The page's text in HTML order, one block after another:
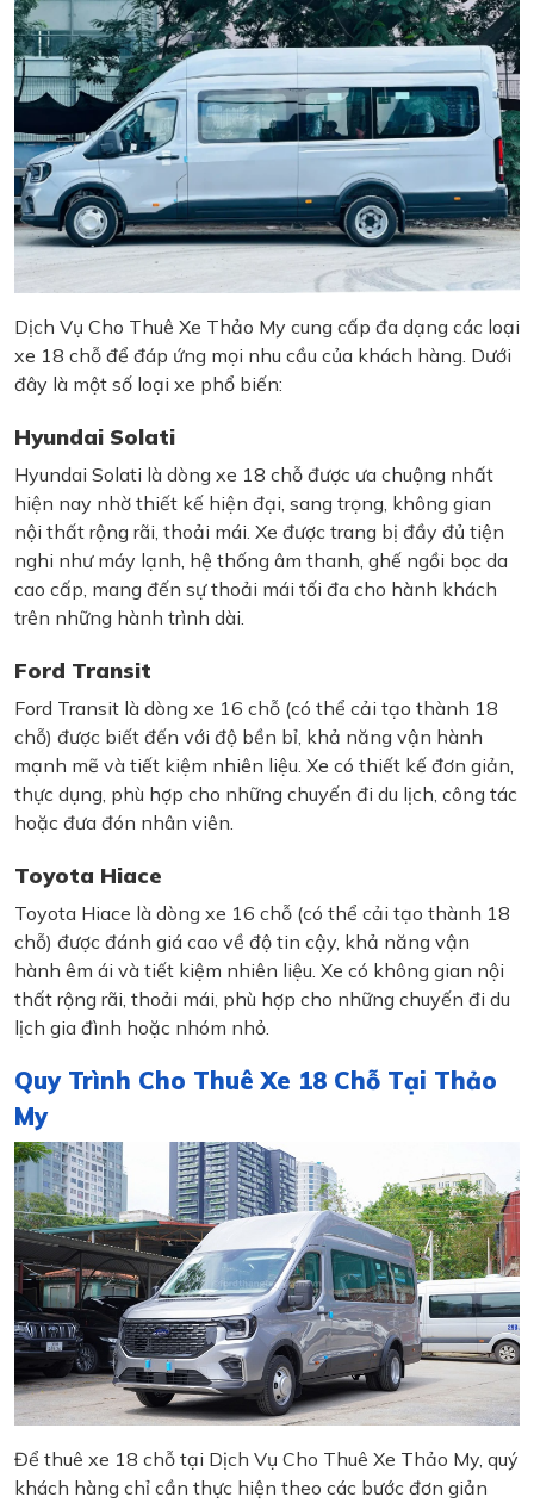
Dịch Vụ Cho Thuê Xe Thảo My cung cấp đa dạng các loại
xe 18 chỗ để đáp ứng mọi nhu cầu của khách hàng. Dưới
đây là một số loại xe phổ biến:
Hyundai Solati
Hyundai Solati là dòng xe 18 chỗ được ưa chuộng nhất
hiện nay nhờ thiết kế hiện đại, sang trọng, không gian
nội thất rộng rãi, thoải mái. Xe được trang bị đầy đủ tiện
nghi như máy lạnh, hệ thống âm thanh, ghế ngồi bọc da
cao cấp, mang đến sự thoải mái tối đa cho hành khách
trên những hành trình dài.
Ford Transit
Ford Transit là dòng xe 16 chỗ (có thể cải tạo thành 18
chỗ) được biết đến với độ bền bỉ, khả năng vận hành
mạnh mẽ và tiết kiệm nhiên liệu. Xe có thiết kế đơn giản,
thực dụng, phù hợp cho những chuyến đi du lịch, công tác
hoặc đưa đón nhân viên.
Toyota Hiace
Toyota Hiace là dòng xe 16 chỗ (có thể cải tạo thành 18
chỗ) được đánh giá cao về độ tin cậy, khả năng vận
hành êm ái và tiết kiệm nhiên liệu. Xe có không gian nội
thất rộng rãi, thoải mái, phù hợp cho những chuyến đi du
lịch gia đình hoặc nhóm nhỏ.
Quy Trình Cho Thuê Xe 18 Chỗ Tại Thảo
My
Để thuê xe 18 chỗ tại Dịch Vụ Cho Thuê Xe Thảo My, quý
khách hàng chỉ cần thực hiện theo các bước đơn giản